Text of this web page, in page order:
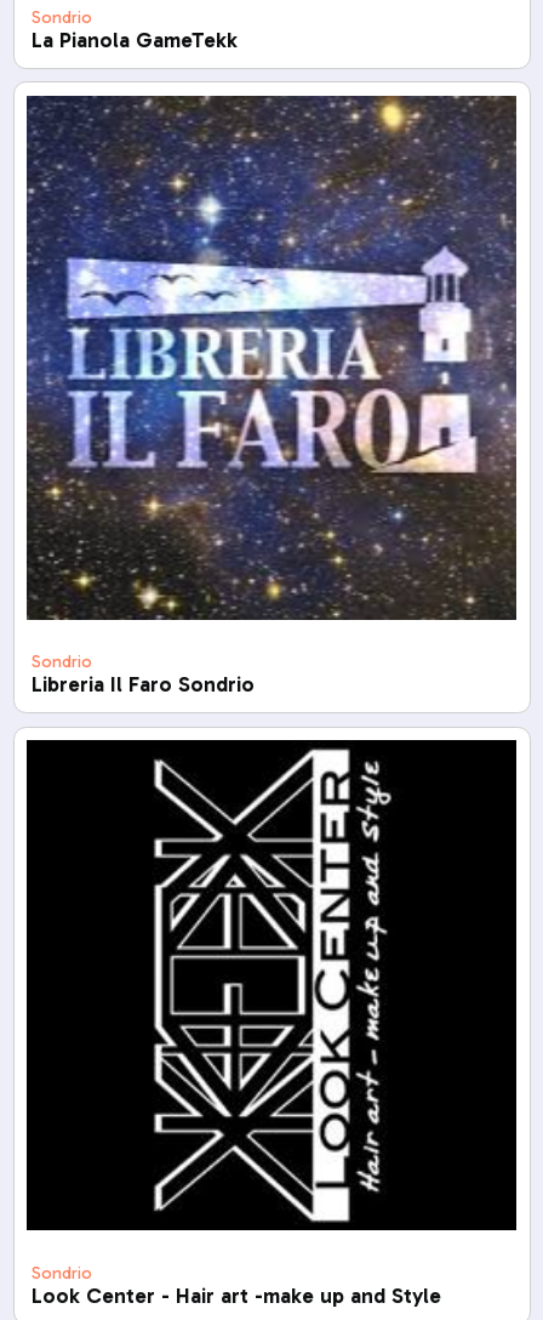
Sondrio
La Pianola GameTekk
Sondrio
Libreria Il Faro Sondrio
Sondrio
Look Center - Hair art -make up and Style